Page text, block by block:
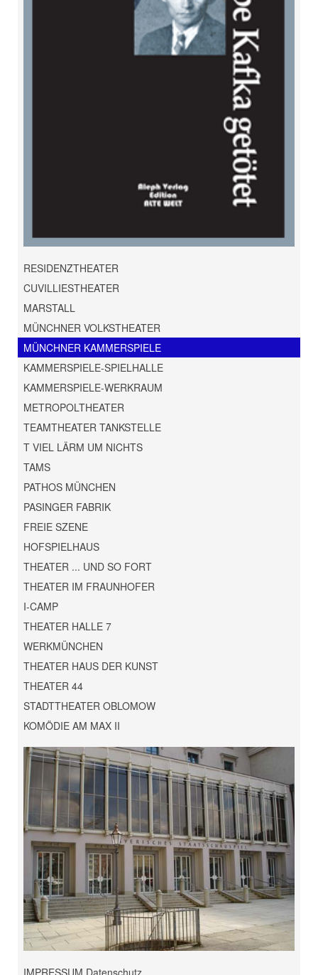
RESIDENZTHEATER
CUVILLIESTHEATER
MARSTALL
MÜNCHNER VOLKSTHEATER
MÜNCHNER KAMMERSPIELE
KAMMERSPIELE-SPIELHALLE
KAMMERSPIELE-WERKRAUM
METROPOLTHEATER
TEAMTHEATER TANKSTELLE
T VIEL LÄRM UM NICHTS
TAMS
PATHOS MÜNCHEN
PASINGER FABRIK
FREIE SZENE
HOFSPIELHAUS
THEATER ... UND SO FORT
THEATER IM FRAUNHOFER
I-CAMP
THEATER HALLE 7
WERKMÜNCHEN
THEATER HAUS DER KUNST
THEATER 44
STADTTHEATER OBLOMOW
KOMÖDIE AM MAX II
IMPRESSUM Datenschutz